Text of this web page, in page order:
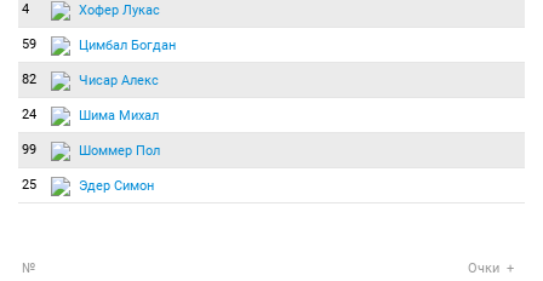
4 Хофер Лукас
59 Цимбал Богдан
82 Чисар Алекс
24 Шима Михал
99 Шоммер Пол
25 Эдер Симон
№ Очки +